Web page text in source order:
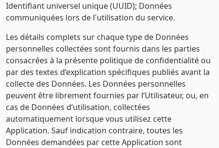
Identifiant universel unique (UUID); Données
communiquées lors de l'utilisation du service.
Les détails complets sur chaque type de Données
personnelles collectées sont fournis dans les parties
consacrées à la présente politique de confidentialité ou
par des textes d’explication spécifiques publiés avant la
collecte des Données. Les Données personnelles
peuvent être librement fournies par l’Utilisateur, ou, en
cas de Données d’utilisation, collectées
automatiquement lorsque vous utilisez cette
Application. Sauf indication contraire, toutes les
Données demandées par cette Application sont